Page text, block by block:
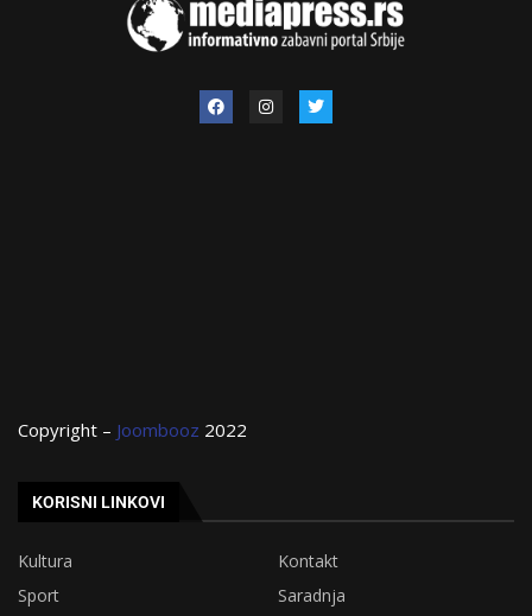
Copyright – Joombooz 2022
KORISNI LINKOVI
Kultura
Kontakt
Sport
Saradnja